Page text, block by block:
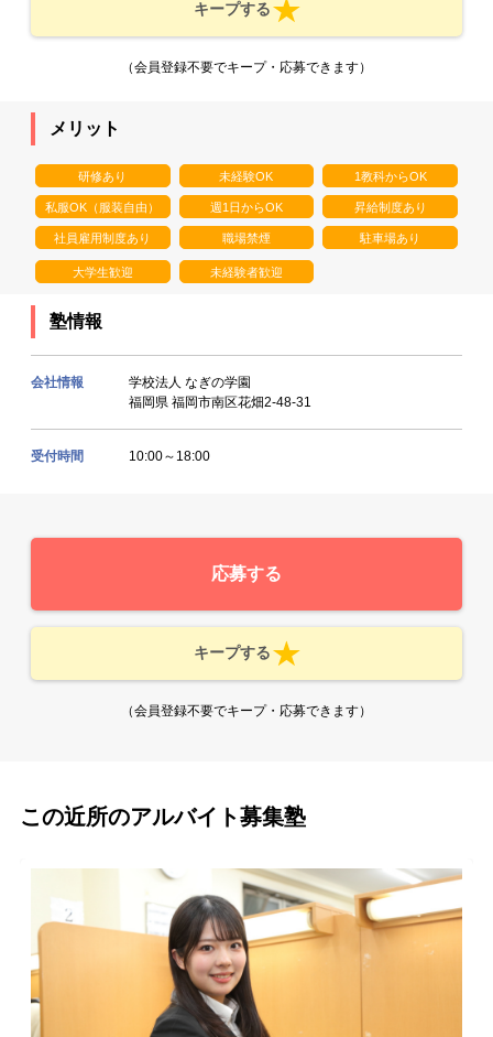
キープする
（会員登録不要でキープ・応募できます）
メリット
研修あり 未経験OK 1教科からOK
私服OK（服装自由） 週1日からOK 昇給制度あり
社員雇用制度あり 職場禁煙 駐車場あり
大学生歓迎 未経験者歓迎
塾情報
会社情報
学校法人 なぎの学園
福岡県 福岡市南区花畑2-48-31
受付時間 10:00～18:00
応募する
キープする
（会員登録不要でキープ・応募できます）
この近所のアルバイト募集塾